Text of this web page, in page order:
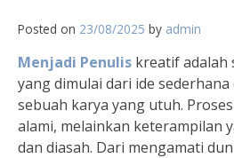
Posted on 23/08/2025 by admin
Menjadi Penulis kreatif adalah
yang dimulai dari ide
sebuah karya yang utuh.
alami, melainkan keterampilan
dan diasah. Dari mengamati